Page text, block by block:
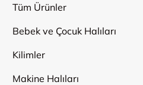
Tüm Ürünler
Bebek ve Çocuk Halıları
Kilimler
Makine Halıları